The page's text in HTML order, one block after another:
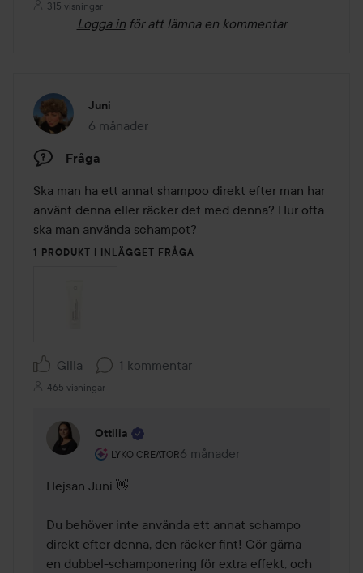
315 visningar
Logga in för att lämna en kommentar
Juni
6 månader
Inlägget skapades 6 månader
Fråga
Ska man ha ett annat shampoo direkt efter man har
använt denna eller räcker det med denna? Hur ofta
ska man använda schampot?
1 PRODUKT I INLÄGGET FRÅGA
Gilla 1 kommentar
465 visningar
Ottilia
LYKO CREATOR
Användarens roll: Lyko Creator.
6 månader
Kommentaren lades 6 månader
Hejsan Juni 👋
Du behöver inte använda ett annat schampo
direkt efter denna, den räcker fint! Gör gärna
en dubbel-schamponering för extra effekt, och